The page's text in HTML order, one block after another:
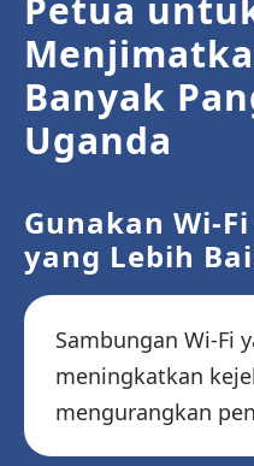
Petua
Banyak
Uganda
Gunakan Wi-
yang Lebih
Sambungan Wi-Fi
meningkatkan
mengurangkan